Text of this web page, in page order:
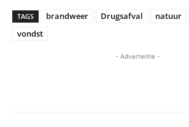
TAGS brandweer Drugsafval natuur
vondst
- Advertentie -